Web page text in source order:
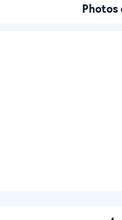
Photos